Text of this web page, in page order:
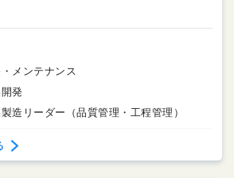
メンテナンス
発
造リーダー（品質管理・工程管理）